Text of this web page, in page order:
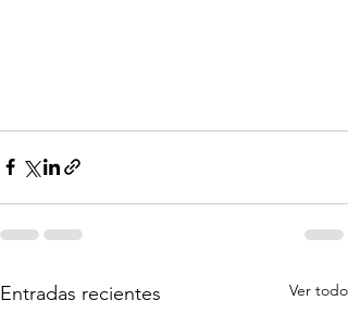
Entradas recientes Ver todo